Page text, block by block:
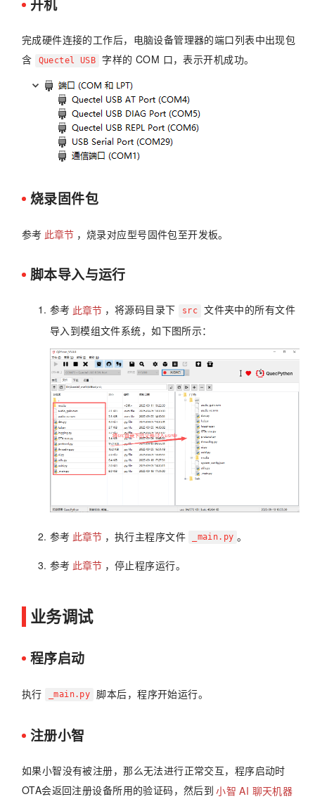
开机
完成硬件连接的工作后，电脑设备管理器的端口列表中出现包
含
Quectel USB 字样的 COM 口，表示开机成功。
烧录固件包
参考 此章节 ，烧录对应型号固件包至开发板。
脚本导入与运行
参考 此章节 ，将源码目录下 src
文件夹中的所有文件
导入到模组文件系统，如下图所示：
参考 此章节 ，执行主程序文件 _main.py 。
参考 此章节 ，停止程序运行。
业务调试
程序启动
执行 _main.py 脚本后，程序开始运行。
注册小智
如果小智没有被注册，那么无法进行正常交互，程序启动时
OTA会返回注册设备所用的验证码，然后到 小智 AI 聊天机器